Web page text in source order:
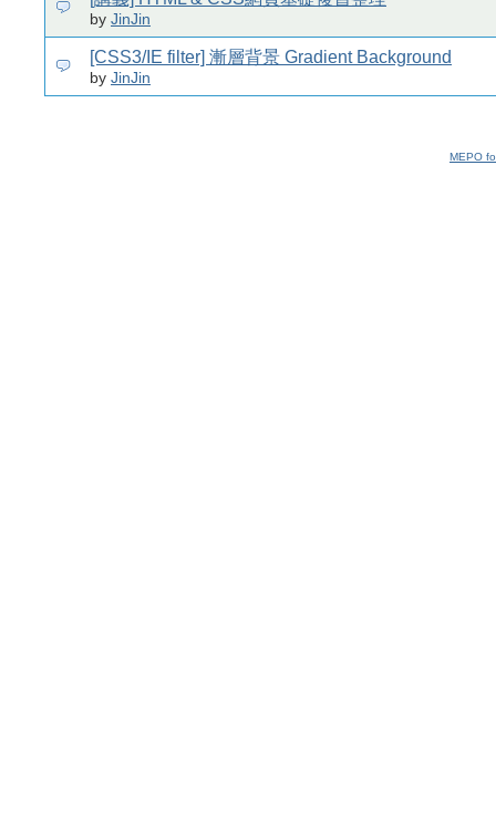
by JinJin
[CSS3/IE filter] 漸層背景 Gradient Background
by JinJin
MEPO